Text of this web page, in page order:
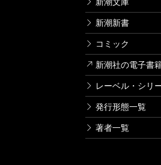
新潮新書
コミック
新潮社の電子書
レーベル・シリ
発行形態一覧
著者一覧